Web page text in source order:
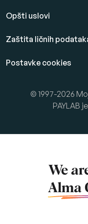
Opšti uslovi
Zaštita ličnih
Postavke cookies
© 1997-2026
PAYLAB
We
Alma